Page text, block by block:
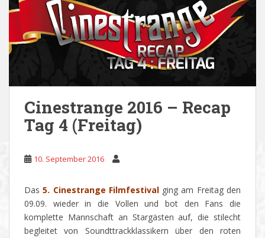
Cinestrange 2016 – Recap
Tag 4 (Freitag)
10. September 2016
Das5. Cinestrange Filmfestivalging am Freitag den
09.09. wieder in die Vollen und bot den Fans die
komplette Mannschaft an Stargästen auf, die stilecht
begleitet von Soundttrackklassikern über den roten